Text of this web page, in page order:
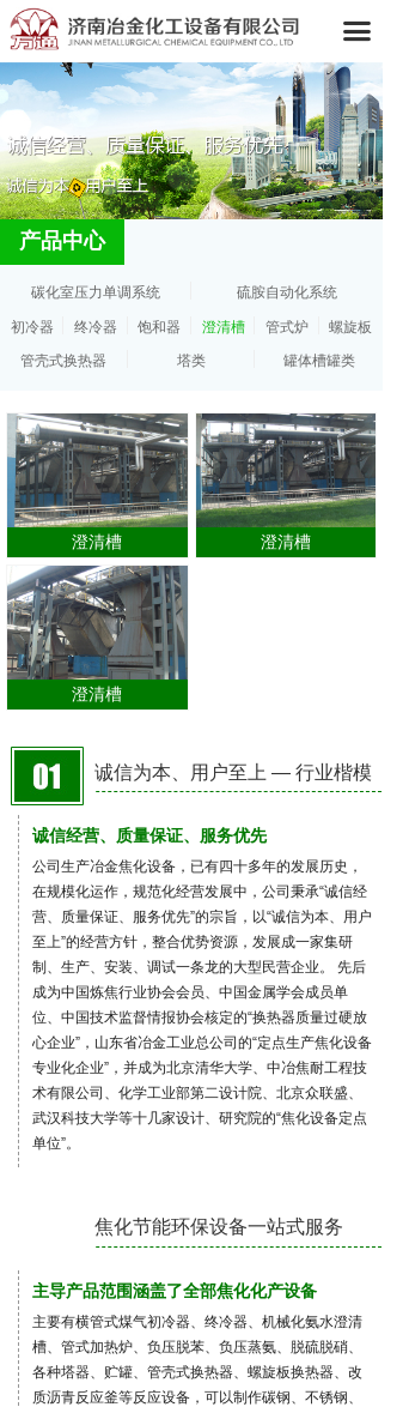
끀
澄清槽 澄清槽
澄清槽
产品中心
碳化室压力单调系统
硫胺自动化系统
初冷器
终冷器 饱和器 澄清槽 管式炉
螺旋板
管壳式换热器
塔类 罐体槽罐类
诚信为本、用户至上 — 行业楷模
诚信经营、质量保证、服务优先
公司生产冶金焦化设备，已有四十多年的发展历史，
在规模化运作，规范化经营发展中，公司秉承“诚信经
营、质量保证、服务优先”的宗旨，以“诚信为本、用户
至上”的经营方针，整合优势资源，发展成一家集研
制、生产、安装、调试一条龙的大型民营企业。 先后
成为中国炼焦行业协会会员、中国金属学会成员单
位、中国技术监督情报协会核定的“换热器质量过硬放
心企业”，山东省冶金工业总公司的“定点生产焦化设备
专业化企业”，并成为北京清华大学、中冶焦耐工程技
术有限公司、化学工业部第二设计院、北京众联盛、
武汉科技大学等十几家设计、研究院的“焦化设备定点
单位”。
焦化节能环保设备一站式服务
主导产品范围涵盖了全部焦化化产设备
主要有横管式煤气初冷器、终冷器、机械化氨水澄清
槽、管式加热炉、负压脱苯、负压蒸氨、脱硫脱硝、
各种塔器、贮罐、管壳式换热器、螺旋板换热器、改
质沥青反应釜等反应设备，可以制作碳钢、不锈钢、